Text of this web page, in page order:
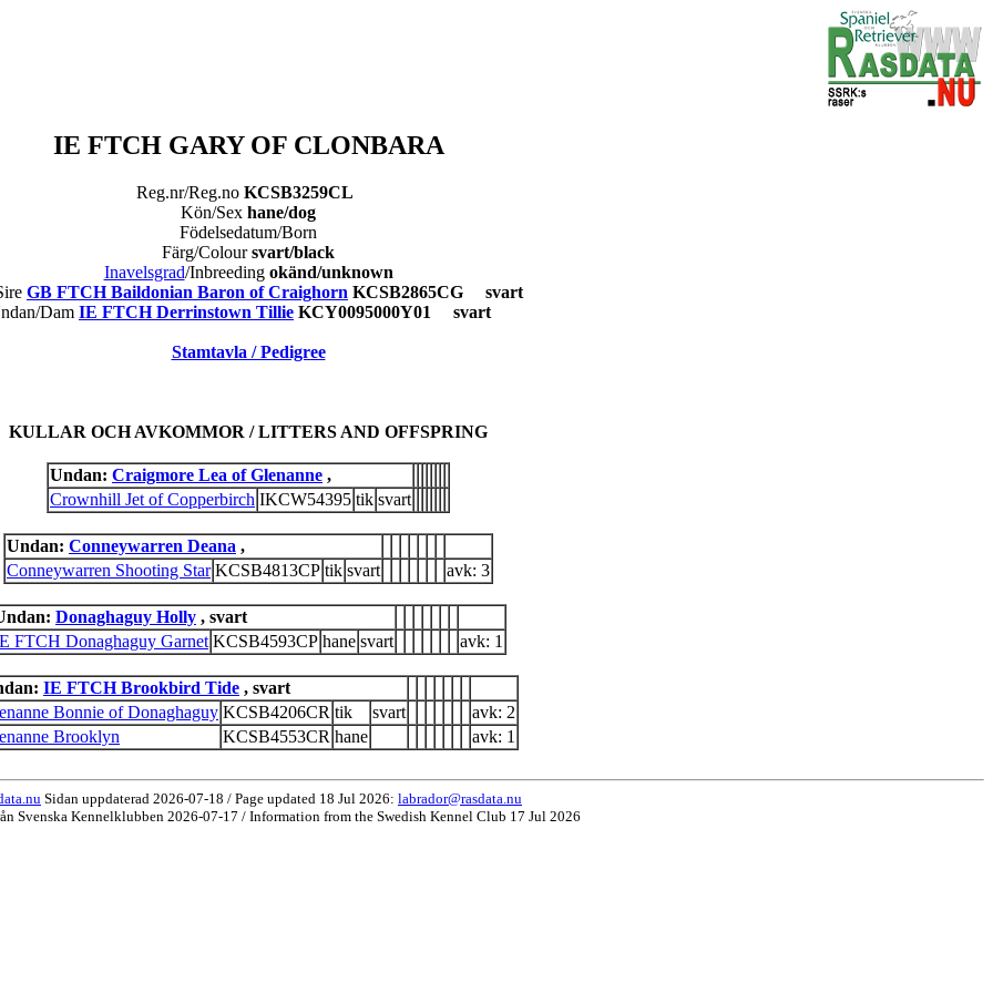
IE FTCH GARY OF CLONBARA
Reg.nr/Reg.no KCSB3259CL
Kön/Sex hane/dog
Födelsedatum/Born
Färg/Coloursvart/black
Inavelsgrad/Inbreeding okänd/unknown
GB FTCH Baildonian Baron of Craighorn KCSB2865CG svart
Dam IE FTCH Derrinstown Tillie KCY0095000Y01 svart
Stamtavla / Pedigree
KULLAR OCH AVKOMMOR / LITTERS AND OFFSPRING
Undan: Craigmore Lea of Glenanne ,
Crownhill Jet of Copperbirch IKCW54395 tik svart
Undan: Conneywarren Deana ,
Conneywarren Shooting Star KCSB4813CP tik svart avk: 3
Donaghaguy Holly , svart
FTCH Donaghaguy Garnet KCSB4593CP hane svart avk: 1
IE FTCH Brookbird Tide , svart
Bonnie of Donaghaguy KCSB4206CR tik svart
avk: 2
Brooklyn
KCSB4553CR hane avk: 1
Sidan uppdaterad 2026-07-18 / Page updated 18 Jul 2026: labrador@rasdata.nu
Svenska Kennelklubben 2026-07-17 / Information from the Swedish Kennel Club 17 Jul 2026